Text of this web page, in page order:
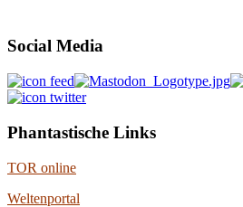
Social Media
Phantastische Links
TOR online
Weltenportal